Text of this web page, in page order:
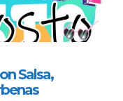
Salsa,